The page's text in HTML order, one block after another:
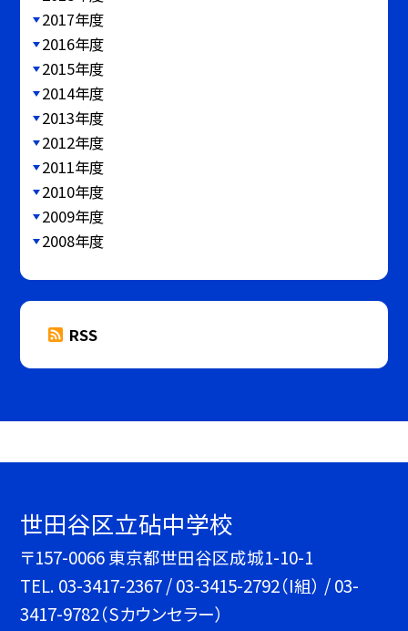
2017年度
2016年度
2015年度
2014年度
2013年度
2012年度
2011年度
2010年度
2009年度
2008年度
RSS
世田谷区立砧中学校
〒157-0066 東京都世田谷区成城1-10-1
TEL. 03-3417-2367 / 03-3415-2792（I組） / 03-
3417-9782（Sカウンセラー）